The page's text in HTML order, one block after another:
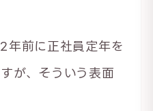
年前に正社員定年を
が、そういう表面